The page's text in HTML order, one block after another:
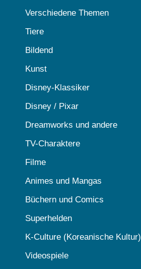
Verschiedene Themen
Tiere
Bildend
Kunst
Disney-Klassiker
Disney / Pixar
Dreamworks und andere
TV-Charaktere
Filme
Animes und Mangas
Büchern und Comics
Superhelden
K-Culture (Koreanische Kultur)
Videospiele